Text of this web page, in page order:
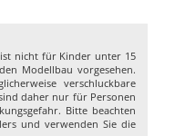
nicht für Kinder unter 15
Modellbau vorgesehen.
verschluckbare
daher nur für Personen
Bitte beachten
und verwenden Sie die